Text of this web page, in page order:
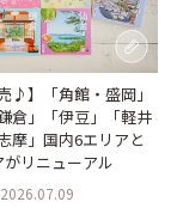
♪】「角館・盛岡」
倉」「伊豆」「軽井
摩」国内6エリアと
リニューアル
2026.07.09